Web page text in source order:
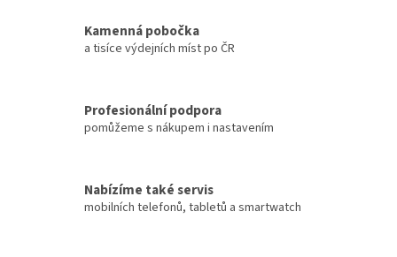
Kamenná pobočka
a tisíce výdejních míst po ČR
Profesionální podpora
pomůžeme s nákupem i nastavením
Nabízíme také servis
mobilních telefonů, tabletů a smartwatch